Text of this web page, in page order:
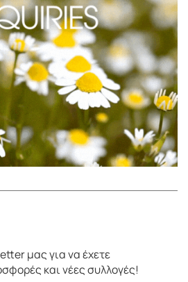
μας για να έχετε
και νέες συλλογές!